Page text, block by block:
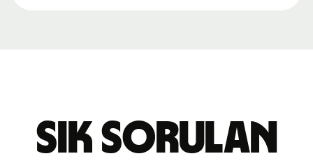
Sık sorulan